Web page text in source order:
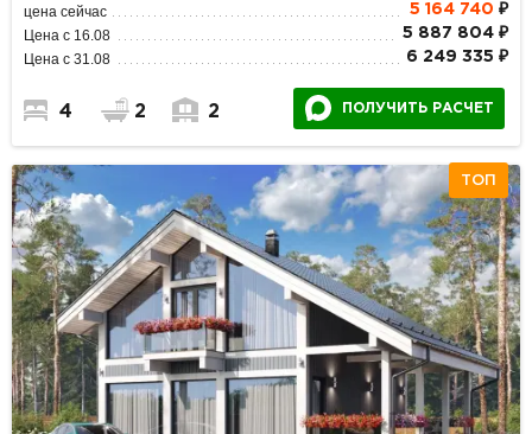
цена сейчас 5 164 740 ₽
Цена с 16.08 5 887 804 ₽
Цена с 31.08 6 249 335 ₽
4 2 2 ПОЛУЧИТЬ РАСЧЕТ
ТОП